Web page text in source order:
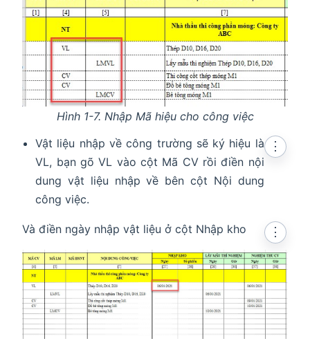
Hình 1-7. Nhập Mã hiệu cho công việc
Vật liệu nhập về công trường sẽ ký hiệu là
VL, bạn gõ VL vào cột Mã CV rồi điền nội
dung vật liệu nhập về bên cột Nội dung
công việc.
⋮
Và điền ngày nhập vật liệu ở cột Nhập kho ⋮